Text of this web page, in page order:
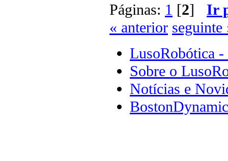
Páginas: 1 [2] Ir
« anterior seguinte
LusoRobótica -
Sobre o
Notícias e